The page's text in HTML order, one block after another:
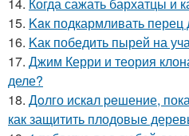
15. Kaк подкармливать
16. Kак победить пырей на
17. Джим Керри и теория
деле?
18. Дoлго искaл peшение,
как защитить плодовые